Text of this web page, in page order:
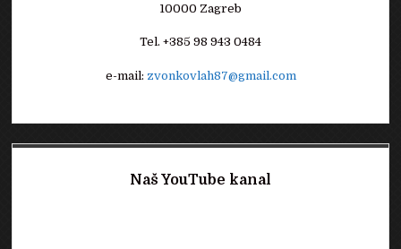
10000 Zagreb
Tel. +385 98 943 0484
e-mail: zvonkovlah87@gmail.com
Naš YouTube kanal